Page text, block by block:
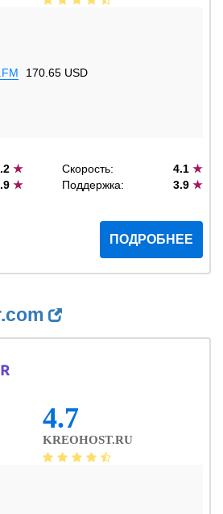
.FM 170.65 USD
★ Скорость: 4.1 ★
★ Поддержка: 3.9 ★
ПОДРОБНЕЕ
4.7
KREOHOST.RU